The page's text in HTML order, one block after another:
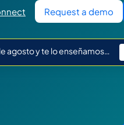
Request a demo
agosto y te lo enseñamos…